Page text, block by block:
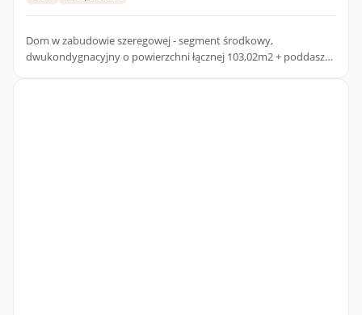
Dom w zabudowie szeregowej - segment środkowy,
dwukondygnacyjny o powierzchni łącznej 103,02m2 + poddasze